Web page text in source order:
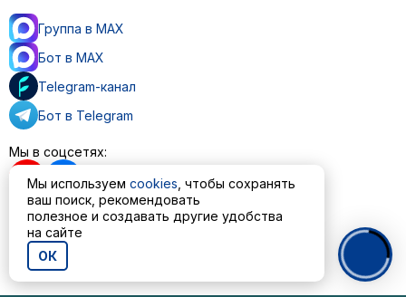
Группа в MAX
Бот в MAX
Telegram-канал
Бот в Telegram
Мы в соцсетях:
Пользовательское соглашение
Политика обработки персональных данных
© ООО «МППМ» 2023—2026
Мы используем cookies , чтобы сохранять
ваш поиск, рекомендовать
полезное и создавать другие удобства
на сайте
ОК